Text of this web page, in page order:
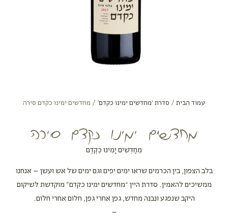
עמוד הבית / סדרת ׳מחדשים ימינו כקדם׳ / מחדשים ימינו כקדם סירה
מחדשים ימינו כקדם סירה
מְחַדְּשִׁים יָמֵינוּ כְּקֶדֶם
בלב הצפון, בין הכרמים שראו ימים יפים וגם ימים של אש ועשן – אנחנו
ממשיכים להאמין. סדרת היין “מחדשים ימינו כקדם” מוקדשת לשיקום
היקב שנפגע ונבנה מחדש, גפן אחרי גפן, חלום אחרי חלום.
–